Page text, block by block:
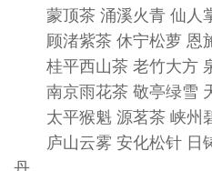
蒙顶茶 涌溪火青 仙人
顾渚紫茶 休宁松萝 恩
桂平西山茶 老竹大方
南京雨花茶 敬亭绿雪
太平猴魁 源茗茶 峡州
庐山云雾 安化松针 日